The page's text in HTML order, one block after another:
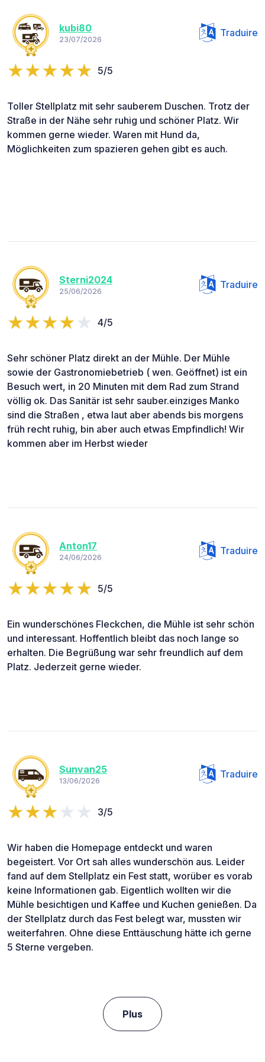
kubi80
23/07/2026
Traduire
5/5
Toller Stellplatz mit sehr sauberem Duschen. Trotz der
Straße in der Nähe sehr ruhig und schöner Platz. Wir
kommen gerne wieder. Waren mit Hund da,
Möglichkeiten zum spazieren gehen gibt es auch.
Sterni2024
25/06/2026
Traduire
4/5
Sehr schöner Platz direkt an der Mühle. Der Mühle
sowie der Gastronomiebetrieb ( wen. Geöffnet) ist ein
Besuch wert, in 20 Minuten mit dem Rad zum Strand
völlig ok. Das Sanitär ist sehr sauber.einziges Manko
sind die Straßen , etwa laut aber abends bis morgens
früh recht ruhig, bin aber auch etwas Empfindlich! Wir
kommen aber im Herbst wieder
Anton17
24/06/2026
Traduire
5/5
Ein wunderschönes Fleckchen, die Mühle ist sehr schön
und interessant. Hoffentlich bleibt das noch lange so
erhalten. Die Begrüßung war sehr freundlich auf dem
Platz. Jederzeit gerne wieder.
Sunvan25
13/06/2026
Traduire
3/5
Wir haben die Homepage entdeckt und waren
begeistert. Vor Ort sah alles wunderschön aus. Leider
fand auf dem Stellplatz ein Fest statt, worüber es vorab
keine Informationen gab. Eigentlich wollten wir die
Mühle besichtigen und Kaffee und Kuchen genießen. Da
der Stellplatz durch das Fest belegt war, mussten wir
weiterfahren. Ohne diese Enttäuschung hätte ich gerne
5 Sterne vergeben.
Plus